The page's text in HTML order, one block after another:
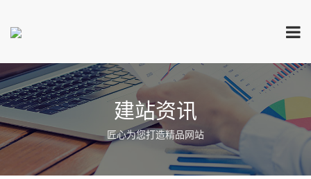
建站资讯
匠心为您打造精品网站